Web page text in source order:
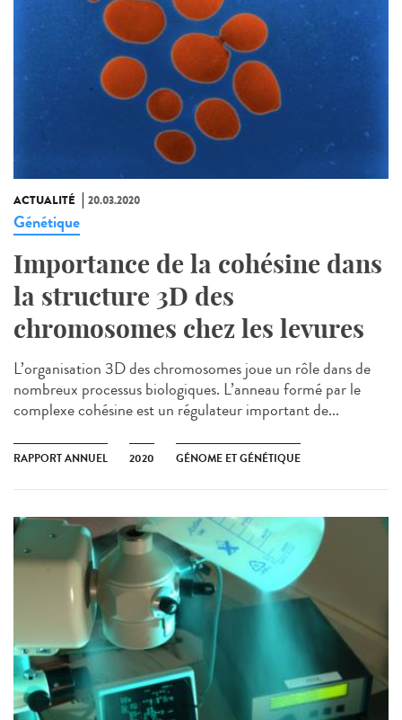
ACTUALITÉ 20.03.2020
Génétique
Importance de la cohésine dans
la structure 3D des
chromosomes chez les levures
L’organisation 3D des chromosomes joue un rôle dans de
nombreux processus biologiques. L’anneau formé par le
complexe cohésine est un régulateur important de...
RAPPORT ANNUEL 2020 GÉNOME ET GÉNÉTIQUE